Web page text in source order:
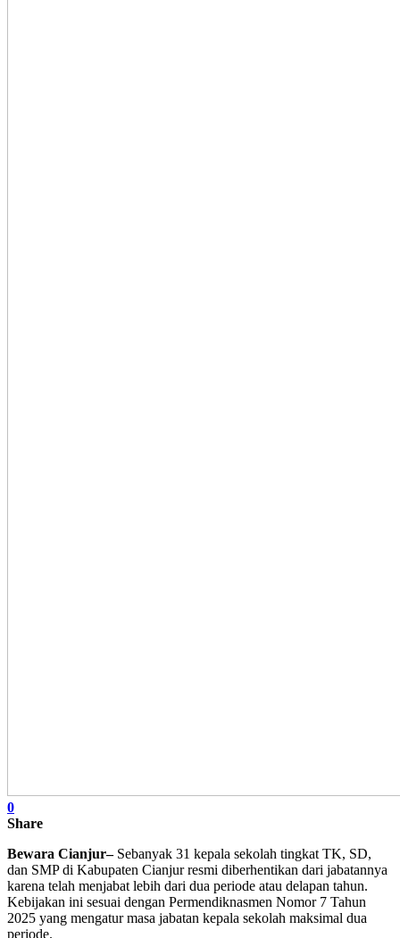
0
Share
Bewara Cianjur–Sebanyak 31 kepala sekolah tingkat TK, SD,
dan SMP di Kabupaten Cianjur resmi diberhentikan dari jabatannya
karena telah menjabat lebih dari dua periode atau delapan tahun.
Kebijakan ini sesuai dengan Permendiknasmen Nomor 7 Tahun
2025 yang mengatur masa jabatan kepala sekolah maksimal dua
periode.